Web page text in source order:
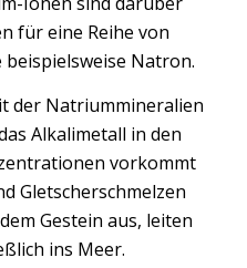
für eine Reihe von
Natron.
der Natriummineralien
Alkalimetall in den
vorkommt
Gletscherschmelzen
Gestein aus, leiten
ins Meer.